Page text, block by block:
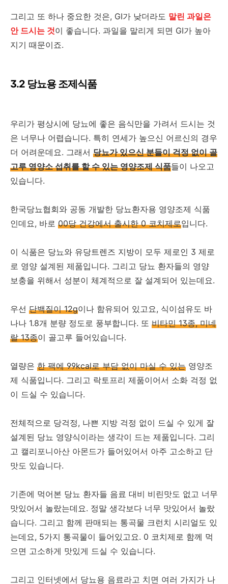
그리고 또 하나 중요한 것은, GI가 낮더라도 말린 과일은
안 드시는 것이 좋습니다. 과일을 말리게 되면 GI가 높아
지기 때문이죠.
3.2 당뇨용 조제식품
우리가 평상시에 당뇨에 좋은 음식만을 가려서 드시는 것
은 너무나 어렵습니다. 특히 연세가 높으신 어르신의 경우
더 어려운데요. 그래서 당뇨가 있으신 분들이 걱정 없이 골
고루 영양소 섭취를 할 수 있는 영양조제 식품들이 나오고
있습니다.
한국당뇨협회와 공동 개발한 당뇨환자용 영양조제 식품
인데요, 바로 00당 건강에서 출시한 0 코치제로입니다.
이 식품은 당뇨와 유당트렌즈 지방이 모두 제로인 3 제로
로 영양 설계된 제품입니다. 그리고 당뇨 환자들의 영양
보충을 위해서 성분이 체계적으로 잘 설계되어 있는데요.
우선 단백질이 12g이나 함유되어 있고요, 식이섬유도 바
나나 1.8개 분량 정도로 풍부합니다. 또 비타민 13종, 미네
랄 13종이 골고루 들어있습니다.
열량은 한 팩에 99kcal로 부담 없이 마실 수 있는 영양조
제 식품입니다. 그리고 락토프리 제품이어서 소화 걱정 없
이 드실 수 있습니다.
전체적으로 당걱정, 나쁜 지방 걱정 없이 드실 수 있게 잘
설계된 당뇨 영양식이라는 생각이 드는 제품입니다. 그리
고 캘리포니아산 아몬드가 들어있어서 아주 고소하고 단
맛도 있습니다.
기존에 먹어본 당뇨 환자들 음료 대비 비린맛도 없고 너무
맛있어서 놀랐는데요. 정말 생각보다 너무 맛있어서 놀랐
습니다. 그리고 함께 판매되는 통곡물 크런치 시리얼도 있
는데요, 5가지 통곡물이 들어있고요. 0 코치제로 함께 먹
으면 고소하게 맛있게 드실 수 있습니다.
그리고 인터넷에서 당뇨용 음료라고 치면 여러 가지가 나